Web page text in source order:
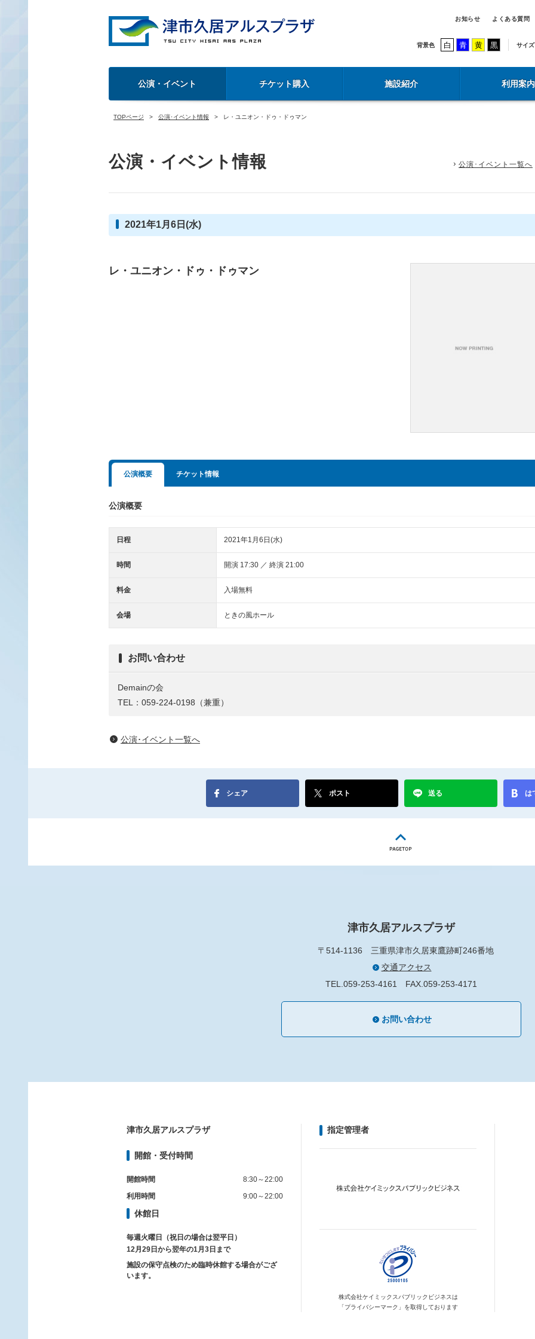
お知らせ よくある質問
背景色 白 青 黄 黒 サイズ
公演・イベント チケット購入 施設紹介 利用案内
TOPページ 公演･イベント情報 レ・ユニオン・ドゥ・ドゥマン
公演・イベント情報 公演･イベント一覧へ
2021年1月6日(水)
レ・ユニオン・ドゥ・ドゥマン
公演概要 チケット情報
公演概要
日程 2021年1月6日(水)
時間 開演 17:30 ／ 終演 21:00
料金 入場無料
会場 ときの風ホール
お問い合わせ
Demainの会
TEL：059-224-0198（兼重）
公演･イベント一覧へ
シェア ポスト 送る は
津市久居アルスプラザ
〒514-1136 三重県津市久居東鷹跡町246番地
交通アクセス
TEL.059-253-4161 FAX.059-253-4171
お問い合わせ
津市久居アルスプラザ
開館・受付時間
開館時間
8:30～22:00
利用時間
9:00～22:00
休館日
毎週火曜日（祝日の場合は翌平日）
12月29日から翌年の1月3日まで
施設の保守点検のため臨時休館する場合がござ
います。
指定管理者
株式会社ケイミックスパブリックビジネスは
「プライバシーマーク」を取得しております